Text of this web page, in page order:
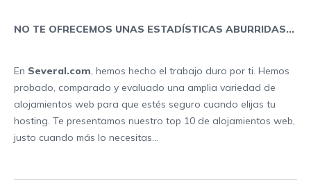
NO TE OFRECEMOS UNAS ESTADÍSTICAS ABURRIDAS...
En Several.com, hemos hecho el trabajo duro por ti. Hemos
probado, comparado y evaluado una amplia variedad de
alojamientos web para que estés seguro cuando elijas tu
hosting. Te presentamos nuestro top 10 de alojamientos web,
justo cuando más lo necesitas...